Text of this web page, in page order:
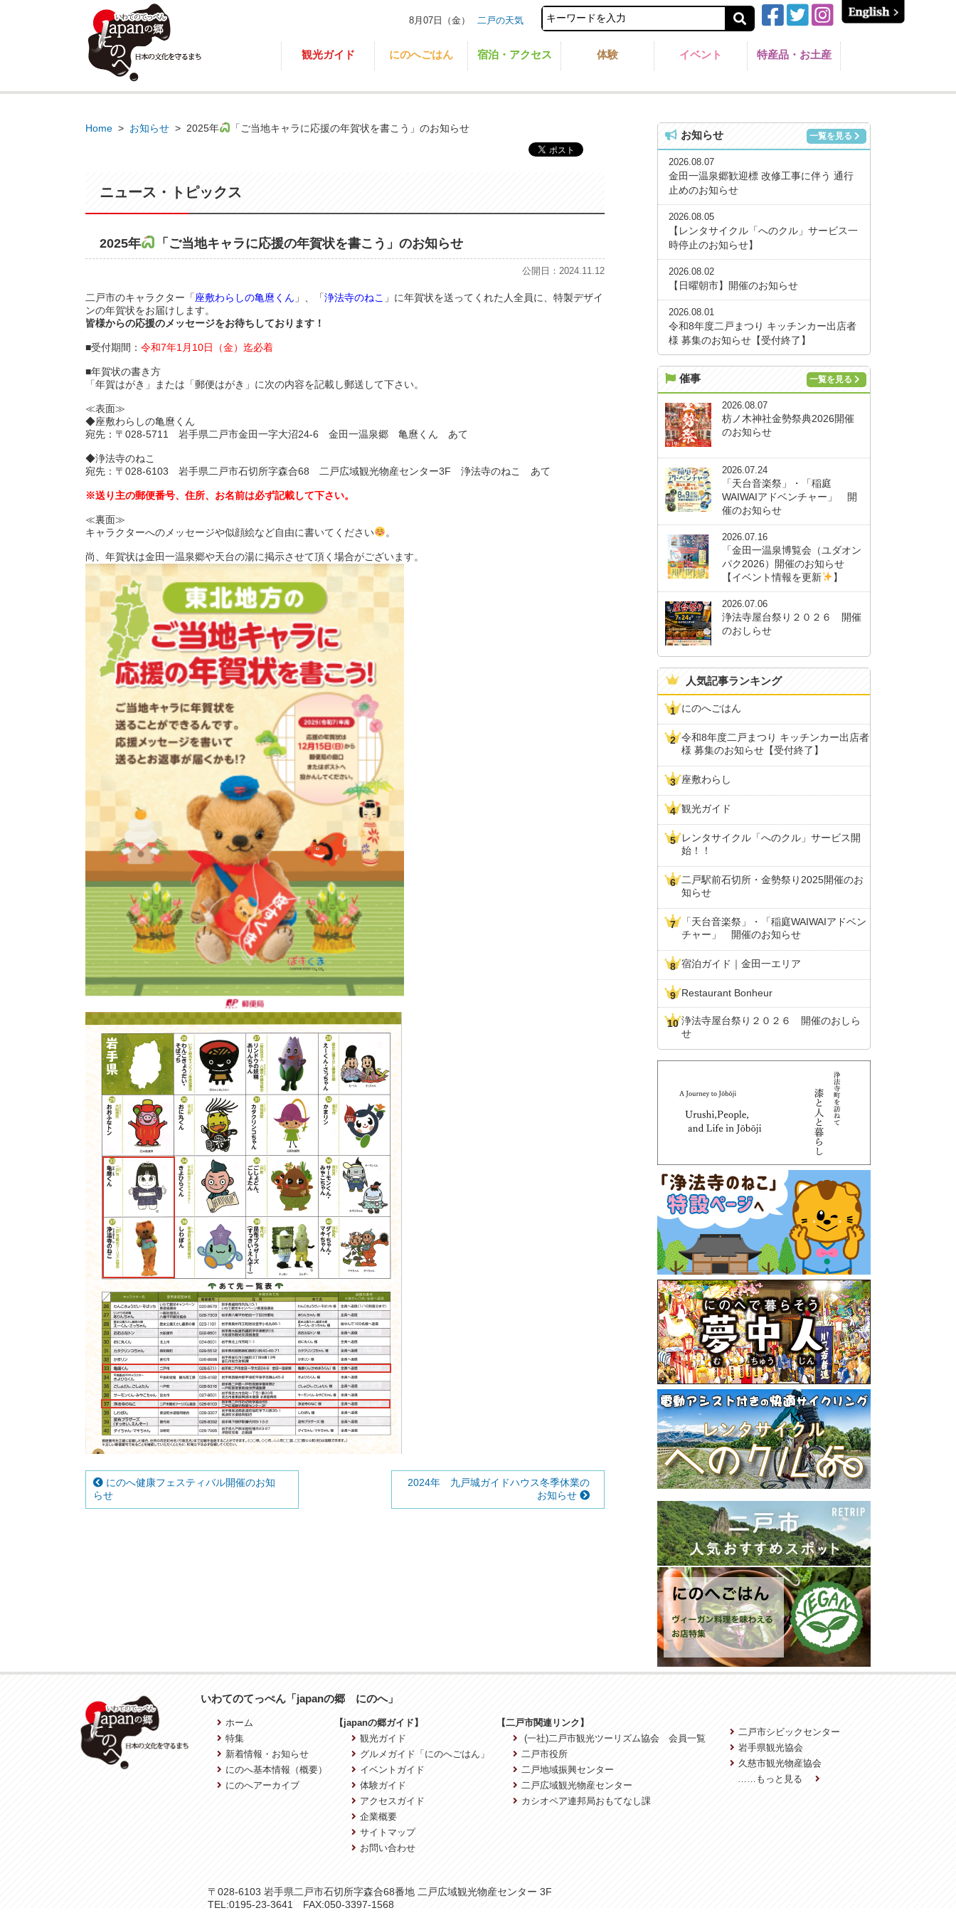
8月07日（金） 二戸の天気
観光ガイド にのへごはん 宿泊・アクセス 体験 イベント 特産品・お土産
Home > お知らせ > 2025年 「ご当地キャラに応援の年賀状を書こう」のお知らせ
ニュース・トピックス
2025年 「ご当地キャラに応援の年賀状を書こう」のお知らせ
公開日：2024.11.12
二戸市のキャラクター「座敷わらしの亀麿くん 」、「浄法寺のねこ 」に年賀状を送ってくれた人全員に、特製デザイ
ンの年賀状をお届けします。
皆様からの応援のメッセージをお待ちしております！
■受付期間： 令和7年1月10日（金）迄必着
■年賀状の書き方
「年賀はがき」または「郵便はがき」に次の内容を記載し郵送して下さい。
≪表面≫
◆座敷わらしの亀麿くん
宛先：〒028-5711 岩手県二戸市金田一字大沼24-6 金田一温泉郷 亀麿くん あて
◆浄法寺のねこ
宛先：〒028-6103 岩手県二戸市石切所字森合68 二戸広域観光物産センター3F 浄法寺のねこ あて
※送り主の郵便番号、住所、お名前は必ず記載して下さい。
≪裏面≫
キャラクターへのメッセージや似顔絵など自由に書いてください
。
尚、年賀状は金田一温泉郷や天台の湯に掲示させて頂く場合がございます。
にのへ健康フェスティバル開催のお知
らせ
2024年 九戸城ガイドハウス冬季休業の
お知らせ
お知らせ 一覧を見る
2026.08.07
金田一温泉郷歓迎標 改修工事に伴う 通行
止めのお知らせ
2026.08.05
【レンタサイクル「へのクル」サービス一
時停止のお知らせ】
2026.08.02
【日曜朝市】開催のお知らせ
2026.08.01
令和8年度二戸まつり キッチンカー出店者
様 募集のお知らせ【受付終了】
催事 一覧を見る
2026.08.07
枋ノ木神社金勢祭典2026開催
のお知らせ
2026.07.24
「天台音楽祭」・「稲庭
WAIWAIアドベンチャー」 開
催のお知らせ
2026.07.16
「金田一温泉博覧会（ユダオン
パク2026）開催のお知らせ
【イベント情報を更新
】
2026.07.06
浄法寺屋台祭り２０２６ 開催
のおしらせ
人気記事ランキング
にのへごはん
令和8年度二戸まつり キッチンカー出店者
様 募集のお知らせ【受付終了】
座敷わらし
観光ガイド
レンタサイクル「へのクル」サービス開
始！！
二戸駅前石切所・金勢祭り2025開催のお
知らせ
「天台音楽祭」・「稲庭WAIWAIアドベン
チャー」 開催のお知らせ
宿泊ガイド｜金田一エリア
Restaurant Bonheur
浄法寺屋台祭り２０２６ 開催のおしら
せ
いわてのてっぺん「japanの郷 にのへ」
ホーム
特集
新着情報・お知らせ
にのへ基本情報（概要）
にのへアーカイブ
【japanの郷ガイド】
観光ガイド
グルメガイド「にのへごはん」
イベントガイド
体験ガイド
アクセスガイド
企業概要
サイトマップ
お問い合わせ
【二戸市関連リンク】
(一社)二戸市観光ツーリズム協会 会員一覧
二戸市役所
二戸地域振興センター
二戸広域観光物産センター
カシオペア連邦局おもてなし課
二戸市シビックセンター
岩手県観光協会
久慈市観光物産協会
……もっと見る
〒028-6103 岩手県二戸市石切所字森合68番地 二戸広域観光物産センター 3F
TEL:0195-23-3641 FAX:050-3397-1568